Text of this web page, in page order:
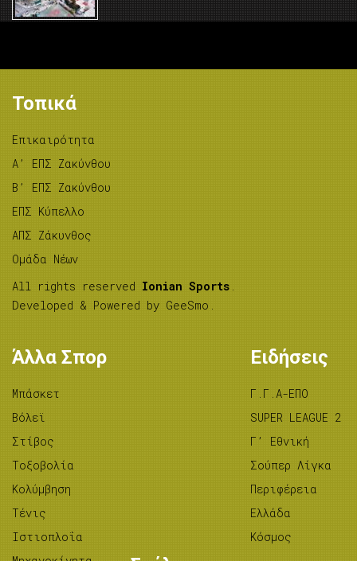
Τοπικά
Επικαιρότητα
A’ ΕΠΣ Ζακύνθου
B’ ΕΠΣ Ζακύνθου
ΕΠΣ Κύπελλο
ΑΠΣ Ζάκυνθος
Ομάδα Νέων
All rights reserved Ionian Sports .
Developed & Powered by GeeSmo .
Άλλα Σπορ
Μπάσκετ
Βόλεϊ
Στίβος
Tοξοβολία
Κολύμβηση
Τένις
Ιστιοπλοΐα
Ειδήσεις
Γ.Γ.Α-ΕΠΟ
SUPER LEAGUE 2
Γ’ Εθνική
Σούπερ Λίγκα
Περιφέρεια
Ελλάδα
Κόσμος